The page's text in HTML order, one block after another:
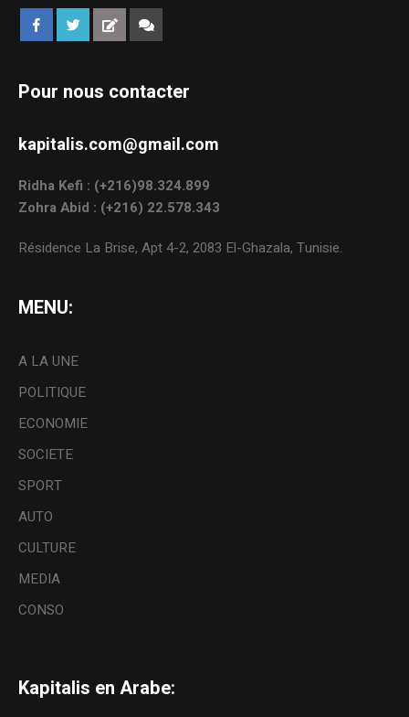
Pour nous contacter
kapitalis.com@gmail.com
Ridha Kefi : (+216)98.324.899
Zohra Abid : (+216) 22.578.343
Résidence La Brise, Apt 4-2, 2083 El-Ghazala, Tunisie.
MENU:
A LA UNE
POLITIQUE
ECONOMIE
SOCIETE
SPORT
AUTO
CULTURE
MEDIA
CONSO
Kapitalis en Arabe: